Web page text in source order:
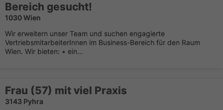
Bereich gesucht!
1030 Wien
Wir erweitern unser Team und suchen engagierte
VertriebsmitarbeiterInnen im Business-Bereich für den Raum
Wien. Wir bieten: • ein...
Frau (57) mit viel Praxis
3143 Pyhra